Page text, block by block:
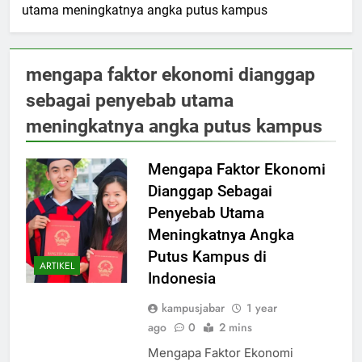
utama meningkatnya angka putus kampus
mengapa faktor ekonomi dianggap
sebagai penyebab utama
meningkatnya angka putus kampus
ARTIKEL
Mengapa Faktor Ekonomi
Dianggap Sebagai
Penyebab Utama
Meningkatnya Angka
Putus Kampus di
Indonesia
kampusjabar
1 year
ago
0 2 mins
Mengapa Faktor Ekonomi